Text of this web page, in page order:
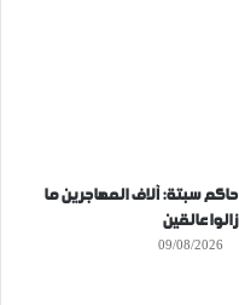
حاكم سبتة: آلاف المهاجرين ما
زالوا عالقين
09/08/2026